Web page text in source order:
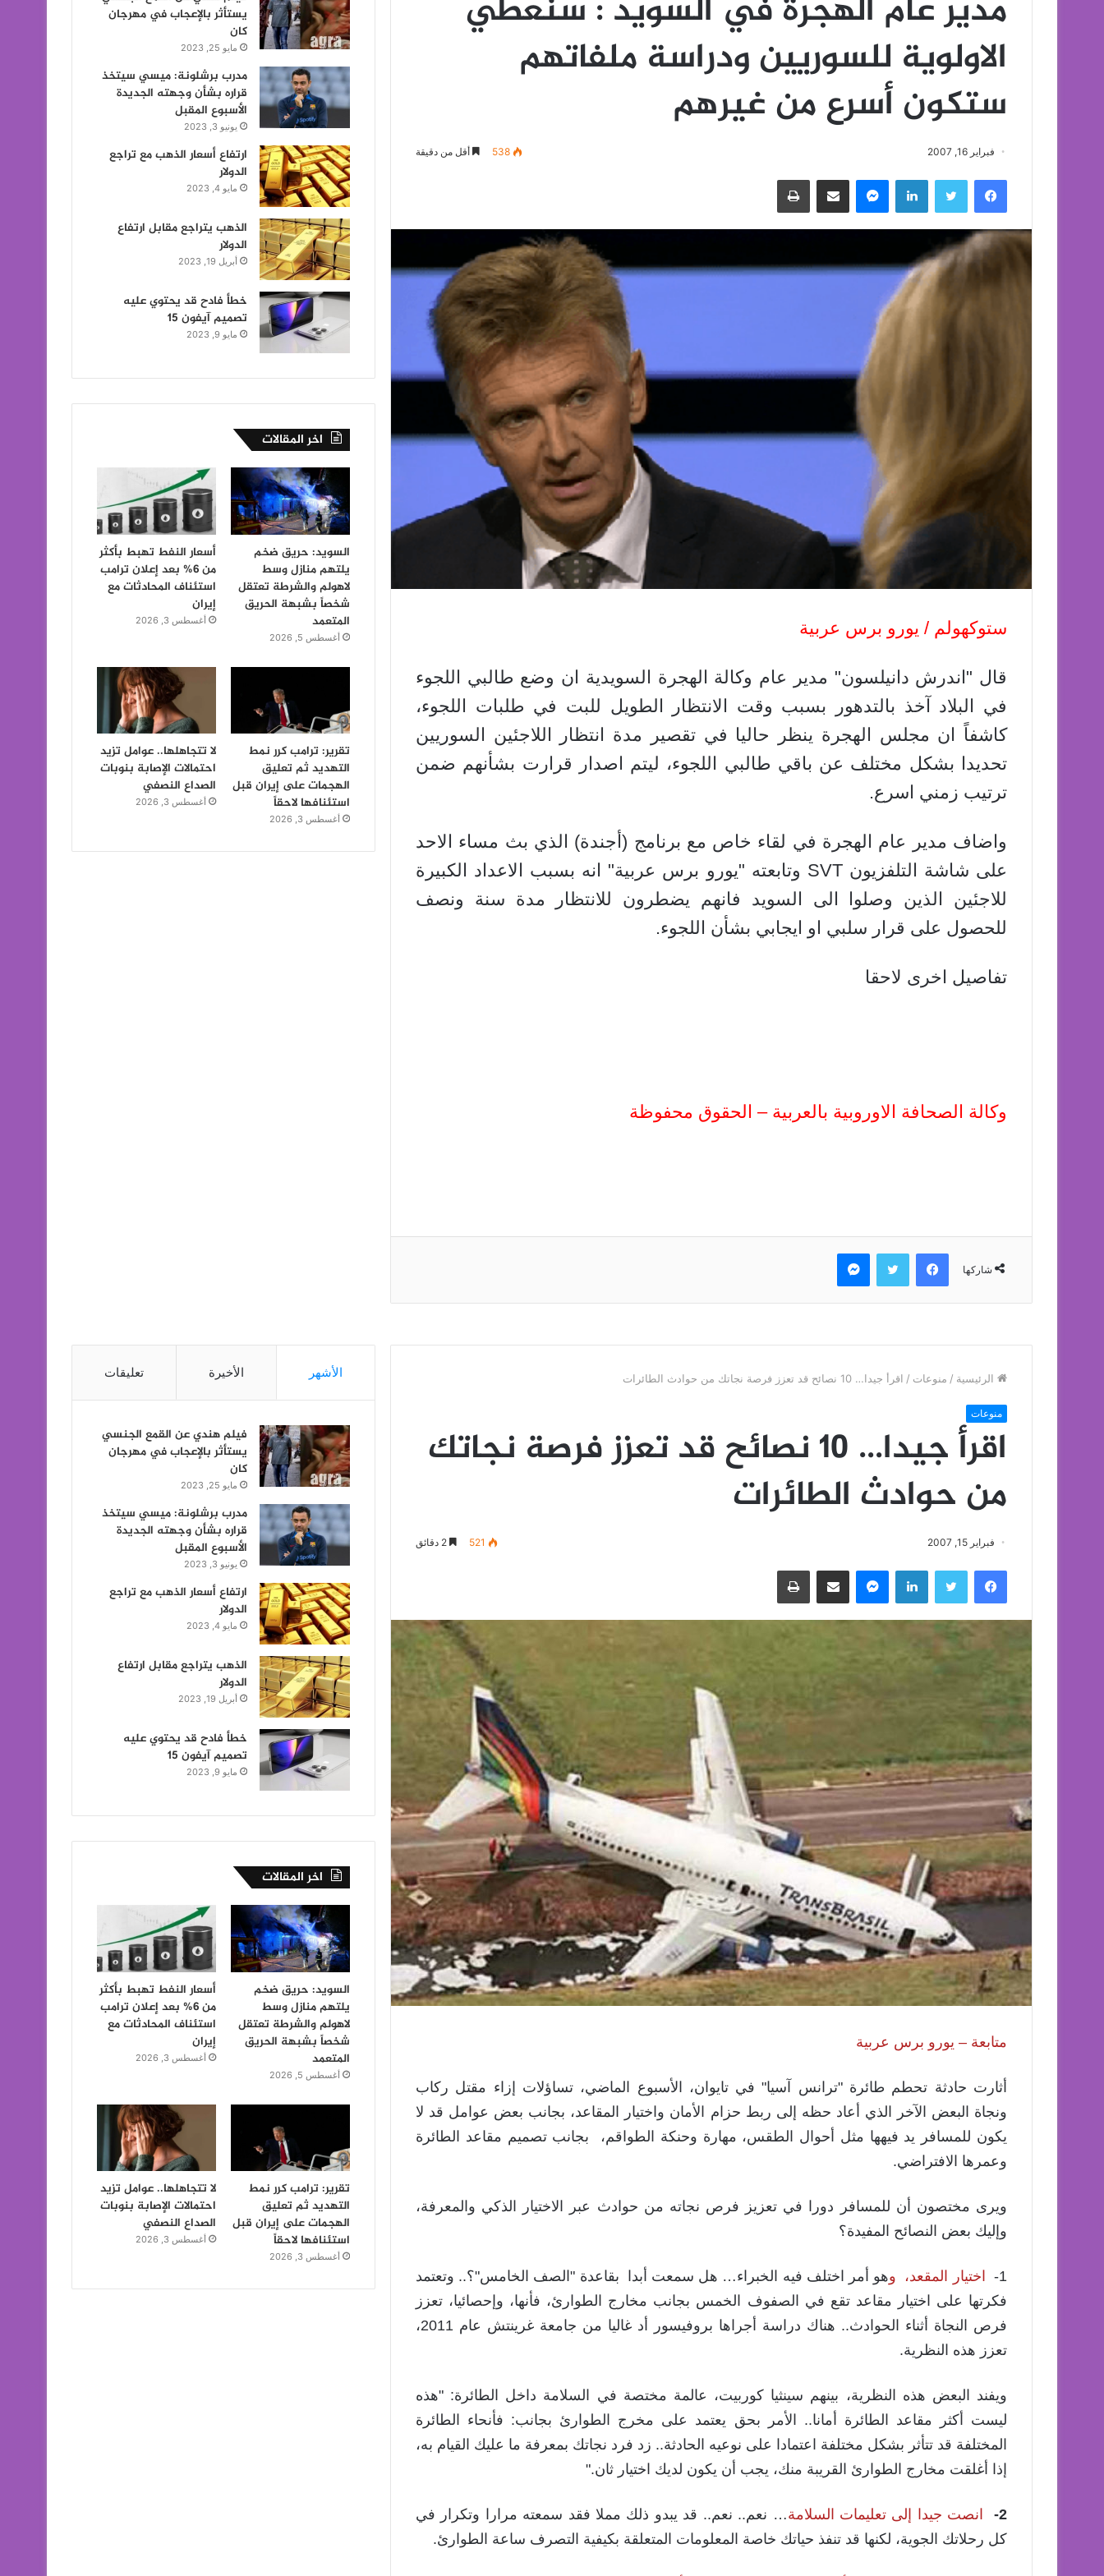
مدير عام الهجرة في السويد : سنعطي
الاولوية للسوريين ودراسة ملفاتهم
ستكون أسرع من غيرهم
فبراير 16, 2007 538 أقل من دقيقة
فيسبوك تويتر لينكدإن ماسنجر مشاركة عبر البريد طباعة
ستوكهولم / يورو برس عربية
قال "اندرش دانيلسون" مدير عام وكالة الهجرة السويدية ان وضع طالبي اللجوء
في البلاد آخذ بالتدهور بسبب وقت الانتظار الطويل للبت في طلبات اللجوء،
كاشفاً ان مجلس الهجرة ينظر حاليا في تقصير مدة انتظار اللاجئين السوريين
تحديدا بشكل مختلف عن باقي طالبي اللجوء، ليتم اصدار قرارت بشأنهم ضمن
ترتيب زمني اسرع.
واضاف مدير عام الهجرة في لقاء خاص مع برنامج (أجندة) الذي بث مساء الاحد
على شاشة التلفزيون SVT وتابعته "يورو برس عربية" انه بسبب الاعداد الكبيرة
للاجئين الذين وصلوا الى السويد فانهم يضطرون للانتظار مدة سنة ونصف
للحصول على قرار سلبي او ايجابي بشأن اللجوء.
تفاصيل اخرى لاحقا
وكالة الصحافة الاوروبية بالعربية – الحقوق محفوظة
شاركها
فيسبوك تويتر ماسنجر
يستأثر بالإعجاب في مهرجان
كان
مايو 25, 2023
مدرب برشلونة: ميسي سيتخذ
قراره بشأن وجهته الجديدة
الأسبوع المقبل
يونيو 3, 2023
ارتفاع أسعار الذهب مع تراجع
الدولار
مايو 4, 2023
الذهب يتراجع مقابل ارتفاع
الدولار
أبريل 19, 2023
خطأ فادح قد يحتوي عليه
تصميم آيفون 15
مايو 9, 2023
اخر المقالات
السويد: حريق ضخم
يلتهم منازل وسط
لاهولم والشرطة تعتقل
شخصاً بشبهة الحريق
المتعمد
أغسطس 5, 2026
أسعار النفط تهبط بأكثر
من 6% بعد إعلان ترامب
استئناف المحادثات مع
إيران
أغسطس 3, 2026
تقرير: ترامب كرر نمط
التهديد ثم تعليق
الهجمات على إيران قبل
استئنافها لاحقاً
أغسطس 3, 2026
لا تتجاهلها.. عوامل تزيد
احتمالات الإصابة بنوبات
الصداع النصفي
أغسطس 3, 2026